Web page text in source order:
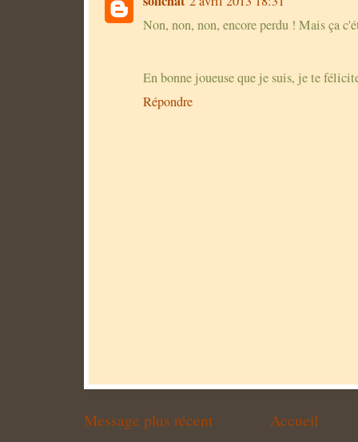
Non, non, non, encore perdu ! Mais ça
En bonne joueuse que je suis, je te
Répondre
Message plus récent Accueil